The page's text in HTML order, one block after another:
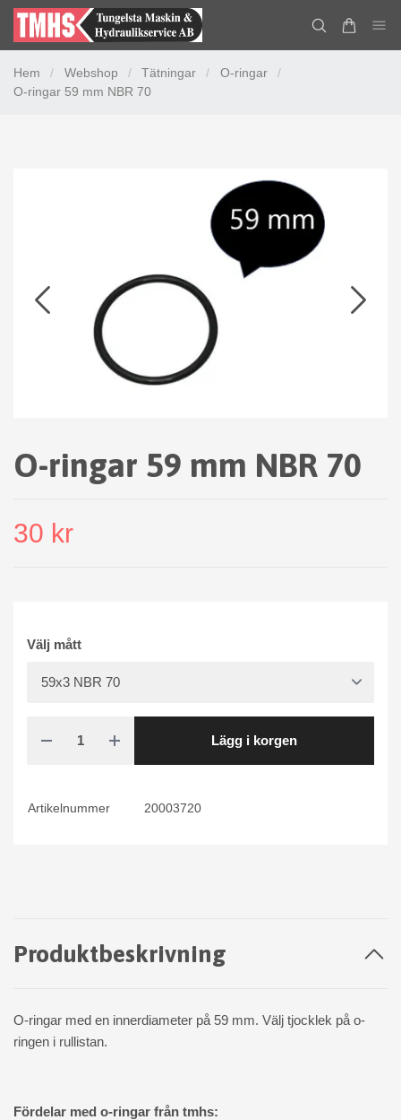
Hem / Webshop / Tätningar / O-ringar
/
O-ringar 59 mm NBR 70
O-ringar 59 mm NBR 70
30 kr
Välj mått
Lägg i korgen
Artikelnummer 20003720
Produktbeskrivning
O-ringar med en innerdiameter på 59 mm. Välj tjocklek på o-
ringen i rullistan.
Fördelar med o-ringar från tmhs: